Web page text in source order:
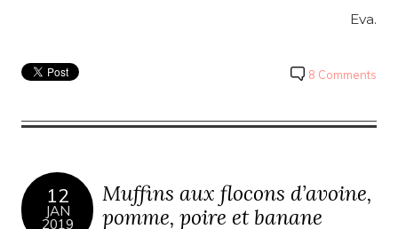
Eva.
8 Comments
12
JAN
2019
Muffins aux flocons d’avoine,
pomme, poire et banane